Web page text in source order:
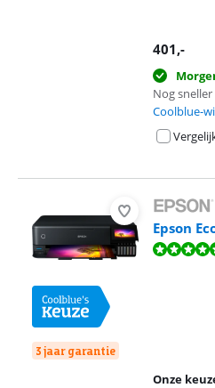
401,-
Nog
Coolblue-
3 jaar garantie
Epson
Beoordeling is 8,9 van de 10,
Onze